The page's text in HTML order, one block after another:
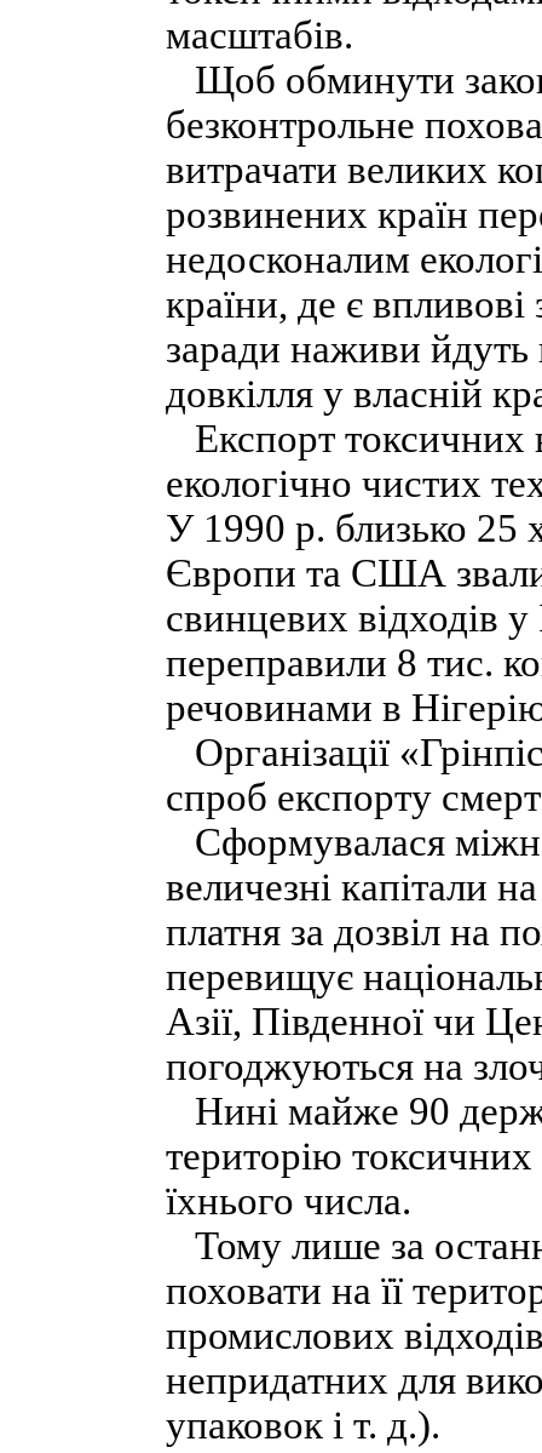
масштабів.
Щоб обминути
безконтрольне
витрачати великих
розвинених країн
недосконалим
країни, де є
заради наживи йдуть
довкілля у власній
Експорт токсичних
екологічно чистих
У 1990 р. близько 25
Європи та США
свинцевих відходів
переправили 8 тис.
речовинами в
Організації
спроб експорту
Сформувалася
величезні капітали
платня за дозвіл на
перевищує
Азії, Південної чи
погоджуються на
Нині майже 90
територію токсичних
їхнього числа.
Тому лише за
поховати на її
промислових
непридатних для
упаковок і т. д.).